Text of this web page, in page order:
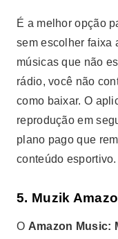
É a melhor opção
sem escolher faixa
músicas que não
rádio, você não
como baixar. O
reprodução em
plano pago que
conteúdo esportivo.
5. Muzik
O Amazon Music: